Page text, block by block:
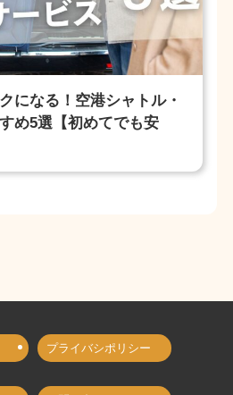
になる！空港シャトル・
め5選【初めてでも安
プライバシポリシー